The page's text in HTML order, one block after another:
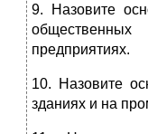
9. Назовите
предприятиях.
10. Назовите
зданиях и на